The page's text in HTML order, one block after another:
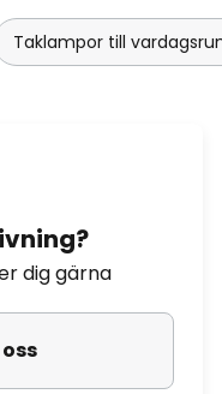
Taklampor till
dig gärna